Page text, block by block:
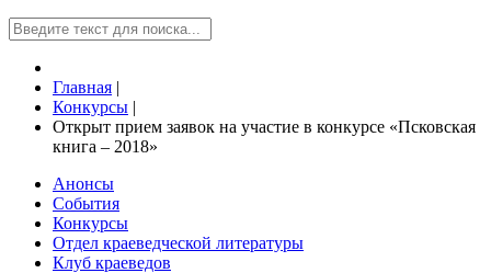
Главная |
Конкурсы |
Открыт прием заявок на участие в конкурсе «Псковская
книга – 2018»
Анонсы
События
Конкурсы
Отдел краеведческой литературы
Клуб краеведов